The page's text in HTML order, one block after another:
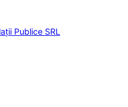
Publice SRL